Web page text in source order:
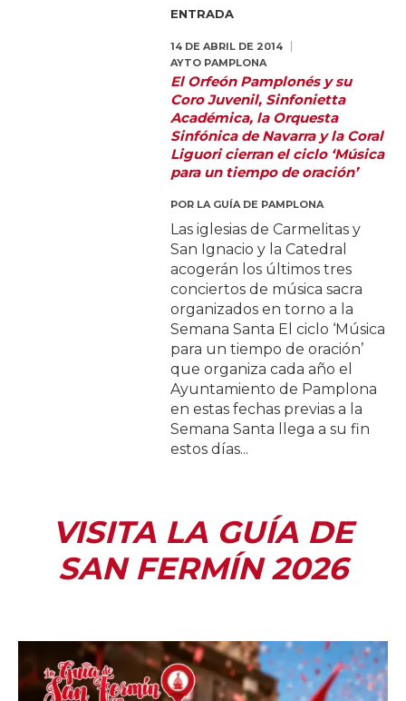
ENTRADA
14 DE ABRIL DE 2014
AYTO PAMPLONA
El Orfeón Pamplonés y su
Coro Juvenil, Sinfonietta
Académica, la Orquesta
Sinfónica de Navarra y la Coral
Liguori cierran el ciclo ‘Música
para un tiempo de oración’
POR LA GUÍA DE PAMPLONA
Las iglesias de Carmelitas y
San Ignacio y la Catedral
acogerán los últimos tres
conciertos de música sacra
organizados en torno a la
Semana Santa El ciclo ‘Música
para un tiempo de oración’
que organiza cada año el
Ayuntamiento de Pamplona
en estas fechas previas a la
Semana Santa llega a su fin
estos días...
VISITA LA GUÍA DE
SAN FERMÍN 2026